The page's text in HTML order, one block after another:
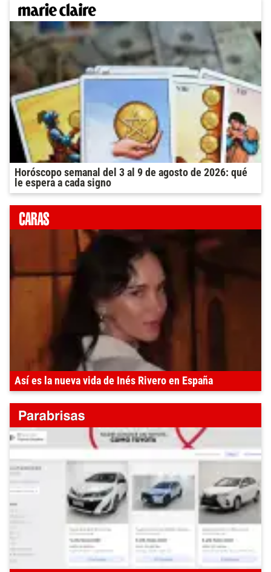
Horóscopo semanal del 3 al 9 de agosto de 2026: qué
le espera a cada signo
Así es la nueva vida de Inés Rivero en España